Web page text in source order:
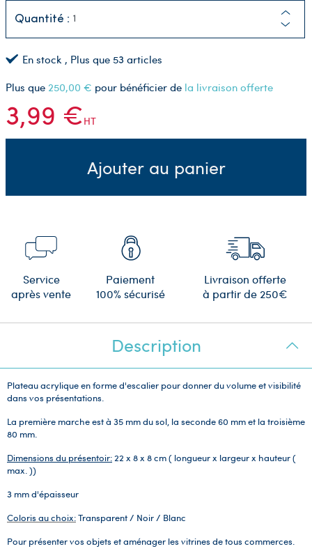
Quantité :
En stock , Plus que 53 articles
Plus que 250,00 € pour bénéficier de la livraison offerte
3,99 €HT
Ajouter au panier
Service
après vente
Paiement
100% sécurisé
Livraison offerte
à partir de 250€
Description
Plateau acrylique en forme d'escalier pour donner du volume et visibilité
dans vos présentations.
La première marche est à 35 mm du sol, la seconde 60 mm et la troisième
80 mm.
Dimensions du présentoir:22 x 8 x 8 cm ( longueur x largeur x hauteur (
max. ))
3 mm d'épaisseur
Coloris au choix:Transparent / Noir / Blanc
Pour présenter vos objets et aménager les vitrines de tous commerces.